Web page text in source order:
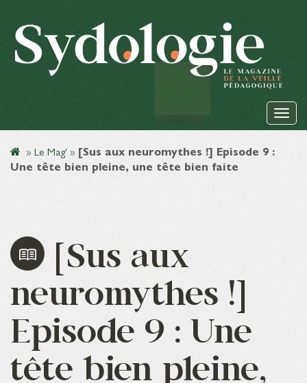
» Le Mag' » [Sus aux neuromythes !] Episode 9 :
Une tête bien pleine, une tête bien faite
[Sus aux
neuromythes !]
Episode 9 : Une
tête bien pleine,